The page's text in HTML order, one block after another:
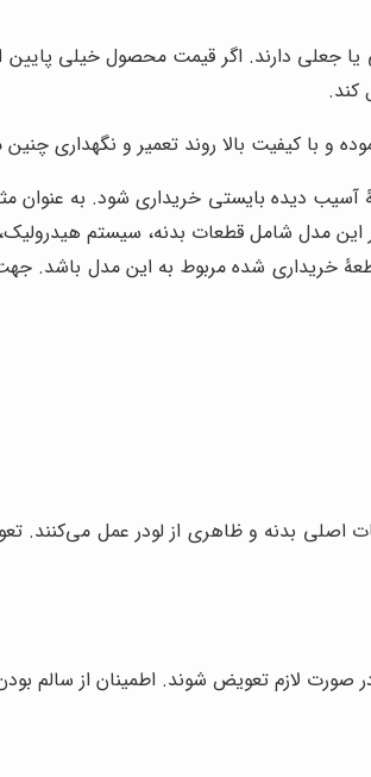
یا جعلی دارند. اگر قیمت محصول خیلی
کند.
و با کیفیت بالا روند تعمیر و نگهداری
مدل شامل قطعات بدنه، سیستم
خریداری شده مربوط به این مدل باشد. جهت
بدنه و ظاهری از لودر عمل می‌کنند.
لازم تعویض شوند. اطمینان از سالم